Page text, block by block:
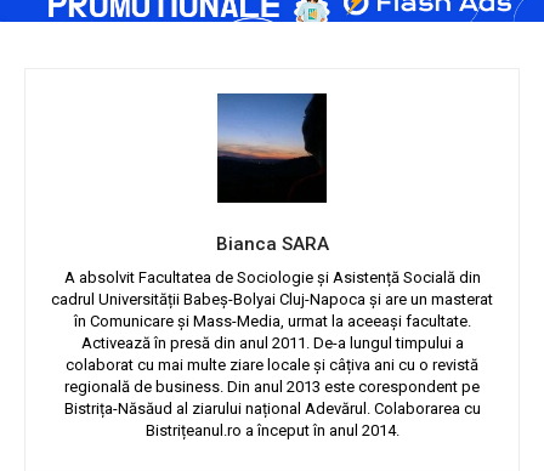
Bianca SARA
A absolvit Facultatea de Sociologie și Asistență Socială din
cadrul Universității Babeș-Bolyai Cluj-Napoca și are un masterat
în Comunicare și Mass-Media, urmat la aceeași facultate.
Activează în presă din anul 2011. De-a lungul timpului a
colaborat cu mai multe ziare locale și câțiva ani cu o revistă
regională de business. Din anul 2013 este corespondent pe
Bistrița-Năsăud al ziarului național Adevărul. Colaborarea cu
Bistrițeanul.ro a început în anul 2014.